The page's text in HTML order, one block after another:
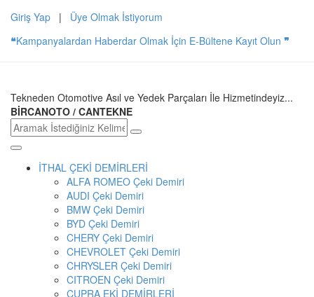
Giriş Yap | Üye Olmak İstiyorum
❝Kampanyalardan Haberdar Olmak İçin E-Bültene Kayıt Olun ❞
Tekneden Otomotive Asıl ve Yedek Parçaları İle Hizmetindeyiz...
BİRCANOTO / CANTEKNE
İTHAL ÇEKİ DEMİRLERİ
ALFA ROMEO Çeki Demiri
AUDI Çeki Demiri
BMW Çeki Demiri
BYD Çeki Demiri
CHERY Çeki Demiri
CHEVROLET Çeki Demiri
CHRYSLER Çeki Demiri
CITROEN Çeki Demiri
CUPRA EKİ DEMİRLERİ